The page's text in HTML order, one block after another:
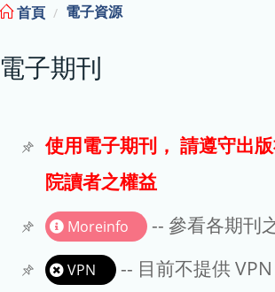
首頁 電子資源
電子期刊
使用電子期刊， 請遵守出
院讀者之權益
Moreinfo -- 參看各期刊
VPN
-- 目前不提供